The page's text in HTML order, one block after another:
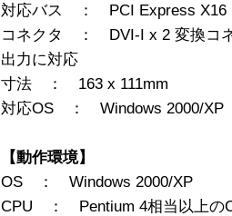
対応バス ： PCI Express X16
コネクタ ： DVI-I x 2 変換コ
出力に対応
寸法 ： 163 x 111mm
対応OS ： Windows 2000/XP
【動作環境】
OS ： Windows 2000/XP
CPU ： Pentium 4相当以上の